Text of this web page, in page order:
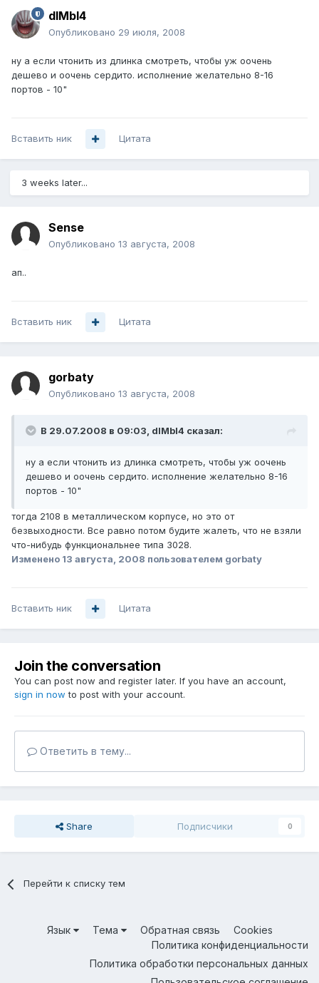
dIMbI4
Опубликовано 29 июля, 2008
ну а если чтонить из длинка смотреть, чтобы уж оочень
дешево и оочень сердито. исполнение желательно 8-16
портов - 10"
Вставить ник Цитата
3 weeks later...
Sense
Опубликовано 13 августа, 2008
ап..
Вставить ник Цитата
gorbaty
Опубликовано 13 августа, 2008
В 29.07.2008 в 09:03, dIMbI4 сказал:
ну а если чтонить из длинка смотреть, чтобы уж оочень
дешево и оочень сердито. исполнение желательно 8-16
портов - 10"
тогда 2108 в металлическом корпусе, но это от
безвыходности. Все равно потом будите жалеть, что не взяли
что-нибудь функциональнее типа 3028.
Изменено 13 августа, 2008 пользователем gorbaty
Вставить ник Цитата
Join the conversation
You can post now and register later. If you have an account,
sign in now to post with your account.
Ответить в тему...
Share Подписчики 0
Перейти к списку тем
Язык Тема Обратная связь
Cookies
Политика конфиденциальности
Политика обработки персональных данных